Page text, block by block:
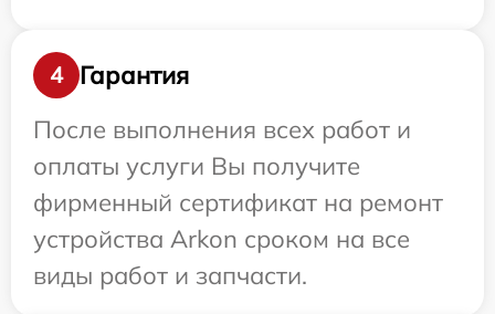
4
Гарантия
После выполнения всех работ и
оплаты услуги Вы получите
фирменный сертификат на ремонт
устройства Arkon сроком на все
виды работ и запчасти.